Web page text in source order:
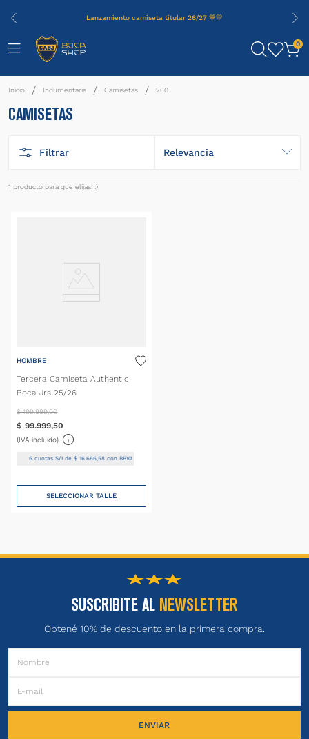
Lanzamiento camiseta titular 26/27 💙💛
0
Indumentaria Camisetas 260
CAMISETAS
Filtrar Relevancia
1 producto
HOMBRE
Tercera Camiseta Authentic
Boca Jrs 25/26
$ 199.999,00
$ 99.999,50
(IVA incluido)
6 cuotas S/I de$ 16 .666 ,58 con BBVA
SELECCIONAR TALLE
SUSCRIBITE AL NEWSLETTER
Obtené 10% de descuento en la primera compra.
ENVIAR